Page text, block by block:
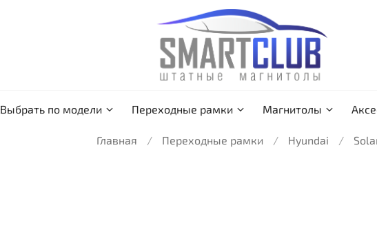
Выбрать по модели Переходные рамки Магнитолы
Главная Переходные рамки Hyundai